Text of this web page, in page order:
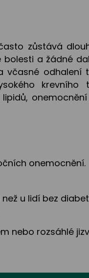
zůstává
a žádné
odhalení
onemocnění.
u lidí bez
nebo rozsáhlé